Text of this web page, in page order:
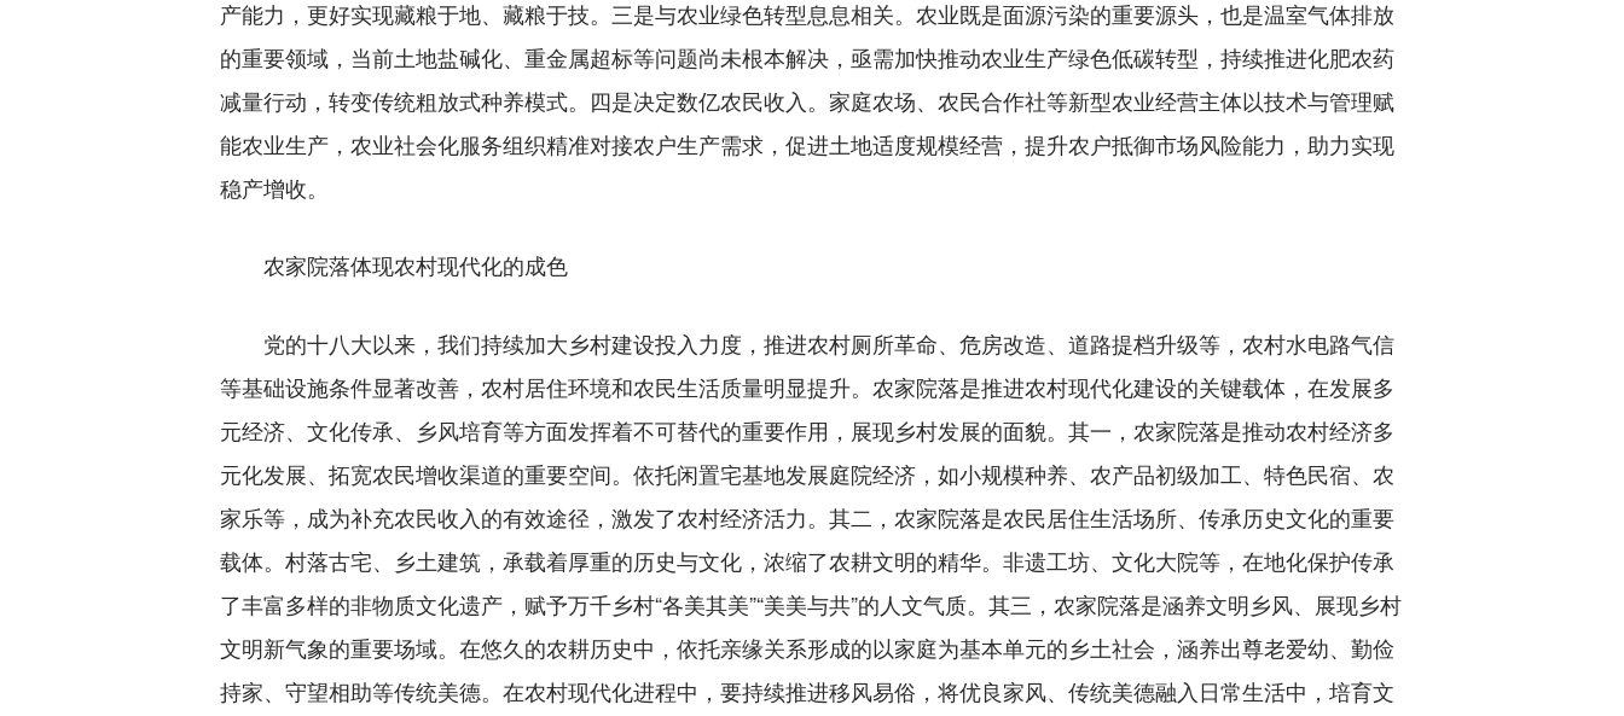
产能力，更好实现藏粮于地、藏粮于技。三是与农业绿色转型息息相关。农业既是面源污染的重要源头，也是温室气体排放
的重要领域，当前土地盐碱化、重金属超标等问题尚未根本解决，亟需加快推动农业生产绿色低碳转型，持续推进化肥农药
减量行动，转变传统粗放式种养模式。四是决定数亿农民收入。家庭农场、农民合作社等新型农业经营主体以技术与管理赋
能农业生产，农业社会化服务组织精准对接农户生产需求，促进土地适度规模经营，提升农户抵御市场风险能力，助力实现
稳产增收。
农家院落体现农村现代化的成色
党的十八大以来，我们持续加大乡村建设投入力度，推进农村厕所革命、危房改造、道路提档升级等，农村水电路气信
等基础设施条件显著改善，农村居住环境和农民生活质量明显提升。农家院落是推进农村现代化建设的关键载体，在发展多
元经济、文化传承、乡风培育等方面发挥着不可替代的重要作用，展现乡村发展的面貌。其一，农家院落是推动农村经济多
元化发展、拓宽农民增收渠道的重要空间。依托闲置宅基地发展庭院经济，如小规模种养、农产品初级加工、特色民宿、农
家乐等，成为补充农民收入的有效途径，激发了农村经济活力。其二，农家院落是农民居住生活场所、传承历史文化的重要
载体。村落古宅、乡土建筑，承载着厚重的历史与文化，浓缩了农耕文明的精华。非遗工坊、文化大院等，在地化保护传承
了丰富多样的非物质文化遗产，赋予万千乡村“各美其美”“美美与共”的人文气质。其三，农家院落是涵养文明乡风、展现乡村
文明新气象的重要场域。在悠久的农耕历史中，依托亲缘关系形成的以家庭为基本单元的乡土社会，涵养出尊老爱幼、勤俭
持家、守望相助等传统美德。在农村现代化进程中，要持续推进移风易俗，将优良家风、传统美德融入日常生活中，培育文